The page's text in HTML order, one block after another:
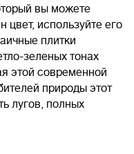
вы можете
цвет, используйте его
плитки
зеленых тонах
этой современной
природы этот
лугов, полных